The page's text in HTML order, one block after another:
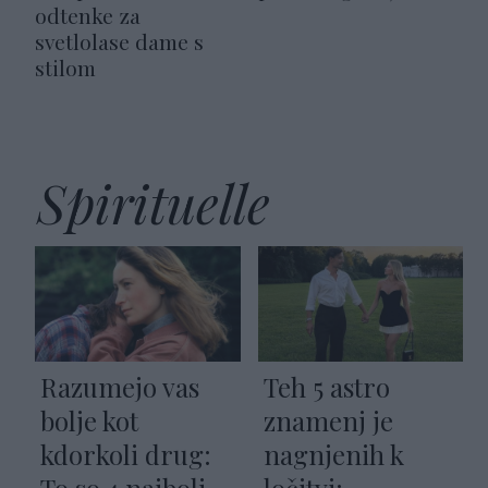
odtenke za
svetlolase dame s
stilom
Spirituelle
Razumejo vas
bolje kot
kdorkoli drug:
Teh 5 astro
znamenj je
nagnjenih k